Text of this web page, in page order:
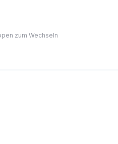
zum Wechseln